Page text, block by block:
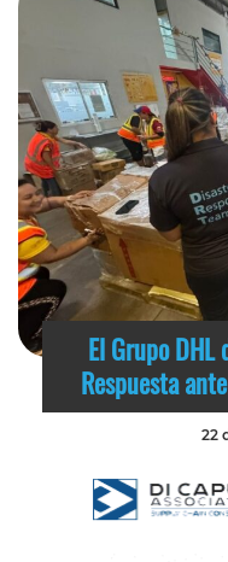
El Grupo DHL
Respuesta
22